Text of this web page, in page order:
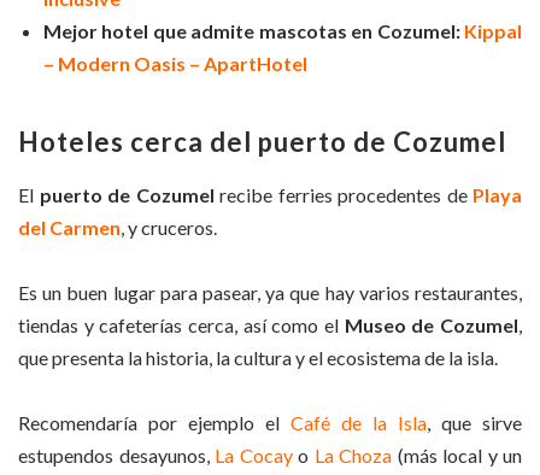
Mejor hotel que admite mascotas en Cozumel: Kippal
– Modern Oasis – ApartHotel
Hoteles cerca del puerto de Cozumel
El puerto de Cozumel recibe ferries procedentes de Playa
del Carmen , y cruceros.
Es un buen lugar para pasear, ya que hay varios restaurantes,
tiendas y cafeterías cerca, así como el Museo de Cozumel,
que presenta la historia, la cultura y el ecosistema de la isla.
Recomendaría por ejemplo el Café de la Isla, que sirve
estupendos desayunos, La Cocayo La Choza (más local y un